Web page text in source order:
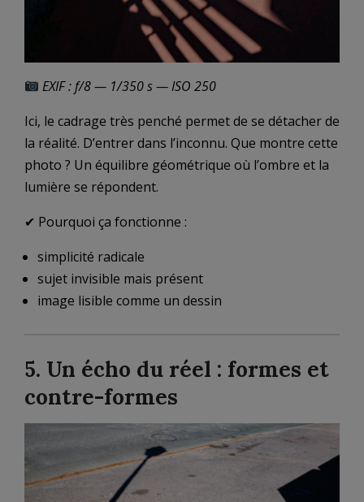
EXIF : f/8 — 1/350 s — ISO 250
Ici, le cadrage très penché permet de se détacher de
la réalité. D’entrer dans l’inconnu. Que montre cette
photo ? Un équilibre géométrique où l’ombre et la
lumière se répondent.
✔ Pourquoi ça fonctionne :
simplicité radicale
sujet invisible mais présent
image lisible comme un dessin
5. Un écho du réel : formes et
contre-formes